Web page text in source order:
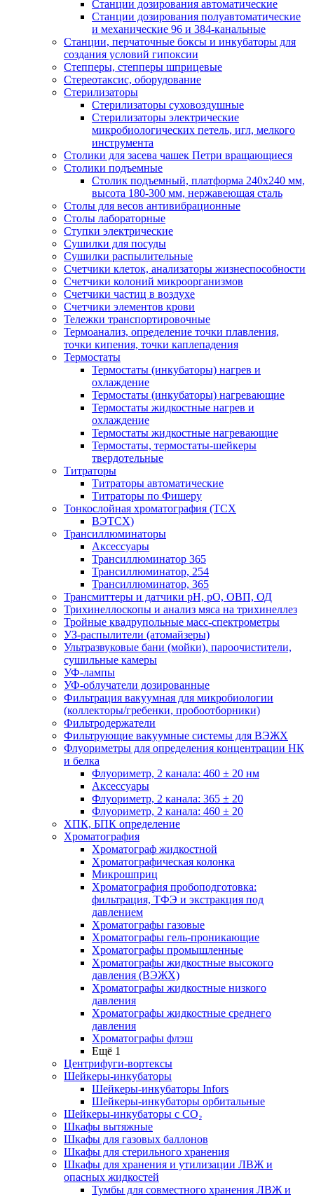
Станции дозирования автоматические
Станции дозирования полуавтоматические
и механические 96 и 384-канальные
Станции, перчаточные боксы и инкубаторы для
создания условий гипоксии
Степперы, степперы шприцевые
Стереотаксис, оборудование
Стерилизаторы
Стерилизаторы суховоздушные
Стерилизаторы электрические
микробиологических петель, игл, мелкого
инструмента
Столики для засева чашек Петри вращающиеся
Столики подъемные
Столик подъемный, платформа 240х240 мм,
высота 180-300 мм, нержавеющая сталь
Столы для весов антивибрационные
Столы лабораторные
Ступки электрические
Сушилки для посуды
Сушилки распылительные
Счетчики клеток, анализаторы жизнеспособности
Счетчики колоний микроорганизмов
Счетчики частиц в воздухе
Счетчики элементов крови
Тележки транспортировочные
Термоанализ, определение точки плавления,
точки кипения, точки каплепадения
Термостаты
Термостаты (инкубаторы) нагрев и
охлаждение
Термостаты (инкубаторы) нагревающие
Термостаты жидкостные нагрев и
охлаждение
Термостаты жидкостные нагревающие
Термостаты, термостаты-шейкеры
твердотельные
Титраторы
Титраторы автоматические
Титраторы по Фишеру
Тонкослойная хроматография (ТСХ
ВЭТСХ)
Трансиллюминаторы
Аксессуары
Трансиллюминатор 365
Трансиллюминатор, 254
Трансиллюминатор, 365
Трансмиттеры и датчики рН, рО, ОВП, ОД
Трихинеллоскопы и анализ мяса на трихинеллез
Тройные квадрупольные масс-спектрометры
УЗ-распылители (атомайзеры)
Ультразвуковые бани (мойки), пароочистители,
сушильные камеры
УФ-лампы
УФ-облучатели дозированные
Фильтрация вакуумная для микробиологии
(коллекторы/гребенки, пробоотборники)
Фильтродержатели
Фильтрующие вакуумные системы для ВЭЖХ
Флуориметры для определения концентрации НК
и белка
Флуориметр, 2 канала: 460 ± 20 нм
Аксессуары
Флуориметр, 2 канала: 365 ± 20
Флуориметр, 2 канала: 460 ± 20
ХПК, БПК определение
Хроматография
Хроматограф жидкостной
Хроматографическая колонка
Микрошприц
Хроматография пробоподготовка:
фильтрация, ТФЭ и экстракция под
давлением
Хроматографы газовые
Хроматографы гель-проникающие
Хроматографы промышленные
Хроматографы жидкостные высокого
давления (ВЭЖХ)
Хроматографы жидкостные низкого
давления
Хроматографы жидкостные среднего
давления
Хроматографы флэш
Ещё 1
Центрифуги-вортексы
Шейкеры-инкубаторы
Шейкеры-инкубаторы Infors
Шейкеры-инкубаторы орбитальные
Шейкеры-инкубаторы с CО₂
Шкафы вытяжные
Шкафы для газовых баллонов
Шкафы для стерильного хранения
Шкафы для хранения и утилизации ЛВЖ и
опасных жидкостей
Тумбы для совместного хранения ЛВЖ и